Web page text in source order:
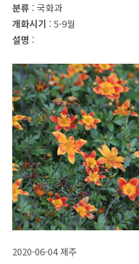
분류 : 국화과
개화시기 : 5-9월
설명 :
2020-06-04 제주